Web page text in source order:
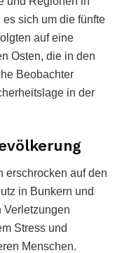
es sich um die fünfte
auf eine
Osten, die in den
Beobachter
in der
erschrocken auf den
in Bunkern und
Verletzungen
Stress und
Menschen.